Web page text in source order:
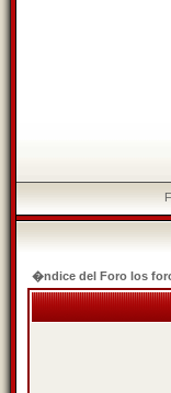
�ndice del Foro los